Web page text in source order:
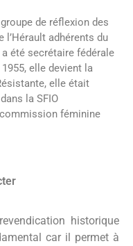
de réflexion des
l’Hérault adhérents du
été secrétaire fédérale
elle devient la
elle était
la SFIO
féminine
historique
car il permet à